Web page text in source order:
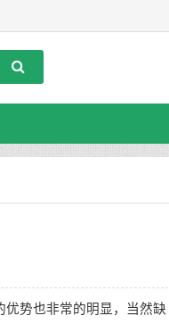
势也非常的明显，当然缺